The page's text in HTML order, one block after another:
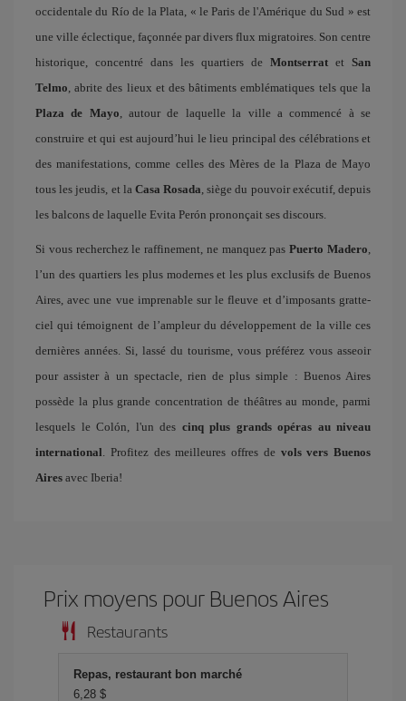
occidentale du Río de la Plata, « le Paris de l'Amérique du Sud » est
une ville éclectique, façonnée par divers flux migratoires. Son centre
historique, concentré dans les quartiers de Montserrat et San
Telmo, abrite des lieux et des bâtiments emblématiques tels que la
Plaza de Mayo, autour de laquelle la ville a commencé à se
construire et qui est aujourd’hui le lieu principal des célébrations et
des manifestations, comme celles des Mères de la Plaza de Mayo
tous les jeudis, et la Casa Rosada, siège du pouvoir exécutif, depuis
les balcons de laquelle Evita Perón prononçait ses discours.
Si vous recherchez le raffinement, ne manquez pasPuerto Madero,
l’un des quartiers les plus modernes et les plus exclusifs de Buenos
Aires, avec une vue imprenable sur le fleuve et d’imposants gratte-
ciel qui témoignent de l’ampleur du développement de la ville ces
dernières années. Si, lassé du tourisme, vous préférez vous asseoir
pour assister à un spectacle, rien de plus simple : Buenos Aires
possède la plus grande concentration de théâtres au monde, parmi
lesquels le Colón, l'un des cinq plus grands opéras au niveau
international. Profitez des meilleures offres de vols vers Buenos
Aires avec Iberia!
Prix ​​moyens pour Buenos Aires
Restaurants
Repas, restaurant bon marché
6,28 $